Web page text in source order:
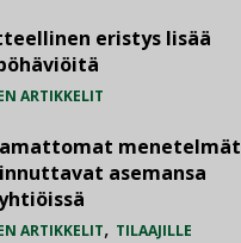
eristys lisää
ARTIKKELIT
menetelmät
asemansa
ARTIKKELIT, TILAAJILLE